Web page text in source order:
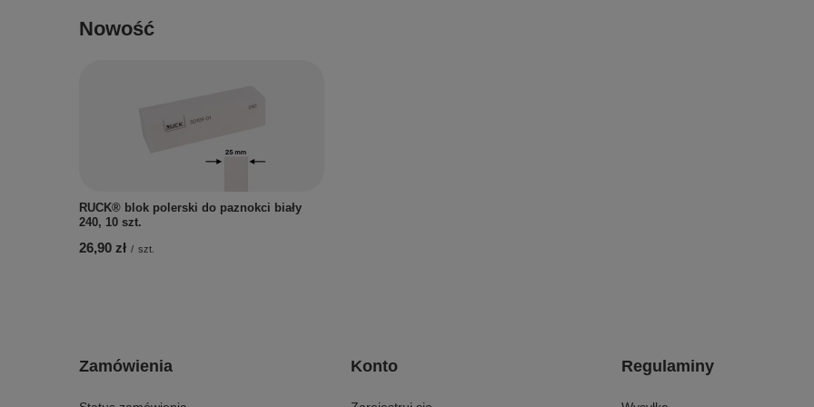
Nowość
RUCK® blok polerski do paznokci biały
240, 10 szt.
26,90 zł / szt.
Zamówienia Konto Regulaminy